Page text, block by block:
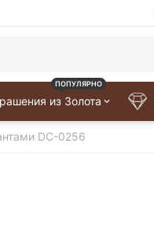
из Золота
ПОПУЛЯРНО
DC-0256